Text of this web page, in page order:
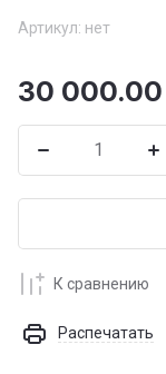
Артикул: нет
30 000.00
К сравнению
Распечатать